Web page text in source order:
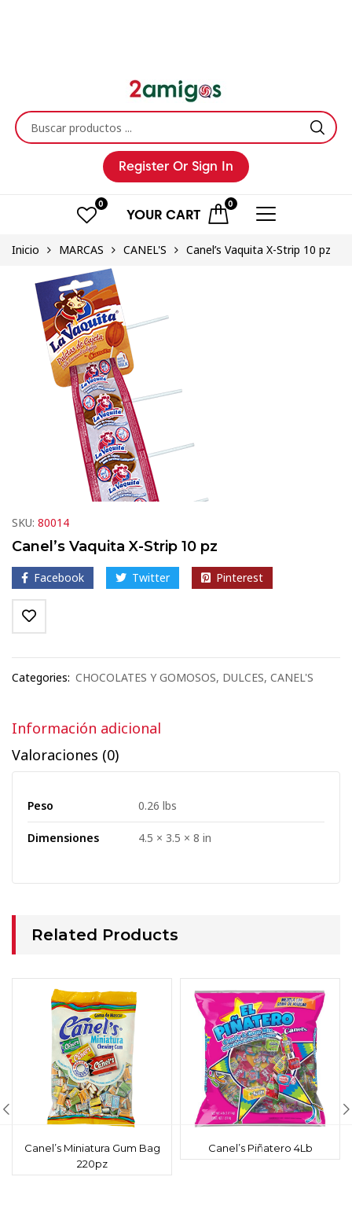
Register Or Sign In
0 0
YOUR CART
Inicio MARCAS CANEL'S Canel’s Vaquita X-Strip 10 pz
SKU: 80014
Canel’s Vaquita X-Strip 10 pz
Facebook Twitter Pinterest
Categories: CHOCOLATES Y GOMOSOS, DULCES, CANEL'S
Información adicional
Valoraciones (0)
Peso 0.26 lbs
Dimensiones 4.5 × 3.5 × 8 in
Related Products
Canel’s Miniatura Gum Bag
220pz
Canel’s Piñatero 4Lb